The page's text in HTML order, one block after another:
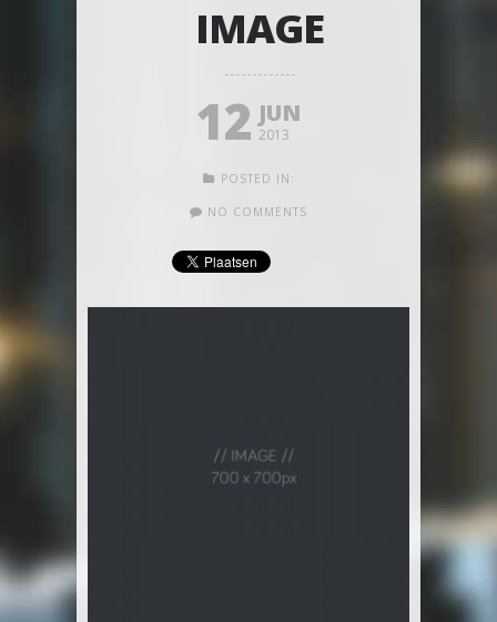
IMAGE
12 JUN
2013
POSTED IN:
NO COMMENTS